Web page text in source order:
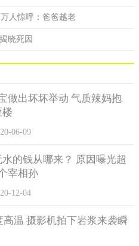
大力刨萝卜！他还拿来普通刨
看，这是普通的刨丝器刨出来
一样。不仅如此，濑户甚至拿
Pro刨出来的萝卜泥，开心的试
福。
人惊呼：爸爸越老
晓死因
做出坏坏举动 气质辣妈抱
06-09
的钱从哪来？ 原因曝光超
宰相孙
12-04
高温 摄影机拍下岩浆来袭瞬